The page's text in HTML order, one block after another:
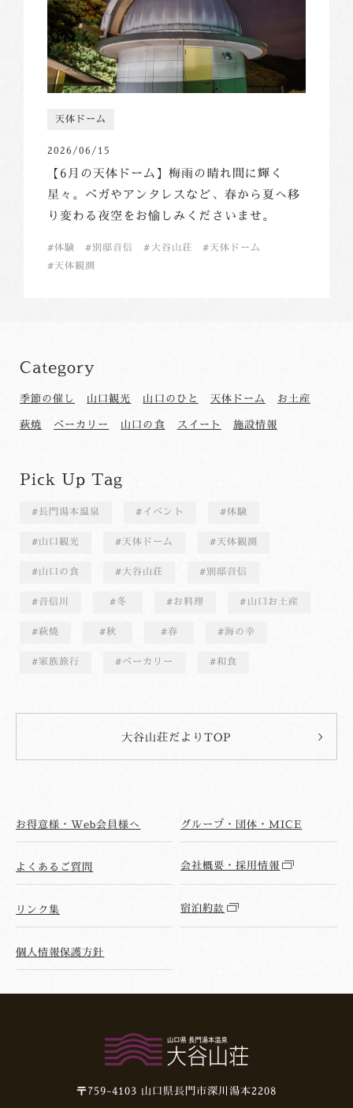
天体ドーム
2026/06/15
【6月の天体ドーム】梅雨の晴れ間に輝く
星々。ベガやアンタレスなど、春から夏へ移
り変わる夜空をお愉しみくださいませ。
体験 別邸音信 大谷山荘
天体ドーム
天体観測
Category
季節の催し 山口観光 山口のひと 天体ドーム
お土産
萩焼
ベーカリー 山口の食 スイート 施設情報
Pick Up Tag
長門湯本温泉 イベント 体験
山口観光 天体ドーム 天体観測
山口の食 大谷山荘 別邸音信
音信川 冬 お料理 山口お土産
萩焼 秋 春 海の幸
家族旅行 ベーカリー 和食
大谷山荘だよりTOP
お得意様・Web会員様へ グループ・団体・MICE
よくあるご質問 会社概要・採用情報
リンク集 宿泊約款
個人情報保護方針
〒759-4103 山口県長門市深川湯本2208